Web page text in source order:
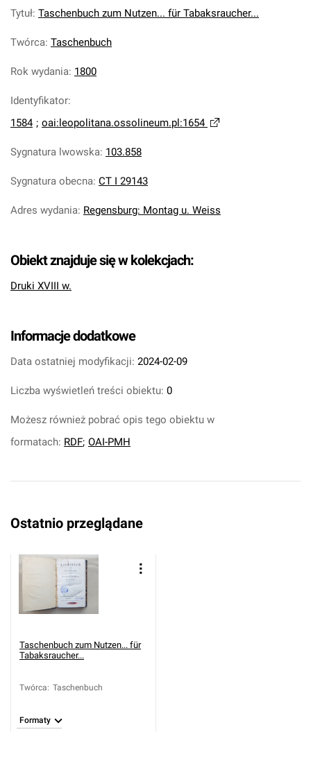
Tytuł: Taschenbuch zum Nutzen... für Tabaksraucher...
Twórca: Taschenbuch
Rok wydania: 1800
Identyfikator:
1584 ; oai:leopolitana.ossolineum.pl:1654
Sygnatura lwowska: 103.858
Sygnatura obecna: CT I 29143
Adres wydania: Regensburg: Montag u. Weiss
Obiekt znajduje się w kolekcjach:
Druki XVIII w.
Informacje dodatkowe
Data ostatniej modyfikacji: 2024-02-09
Liczba wyświetleń treści obiektu: 0
Możesz również pobrać opis tego obiektu w
formatach: RDF; OAI-PMH
Ostatnio przeglądane
Taschenbuch zum Nutzen... für
Tabaksraucher...
Twórca: Taschenbuch
Formaty